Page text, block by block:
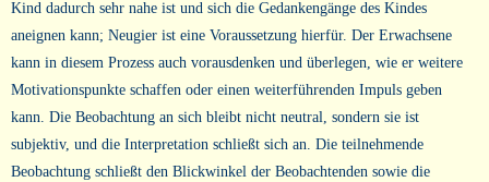
Kind dadurch sehr nahe ist und sich die Gedankengänge des Kindes
aneignen kann; Neugier ist eine Voraussetzung hierfür. Der Erwachsene
kann in diesem Prozess auch vorausdenken und überlegen, wie er weitere
Motivationspunkte schaffen oder einen weiterführenden Impuls geben
kann. Die Beobachtung an sich bleibt nicht neutral, sondern sie ist
subjektiv, und die Interpretation schließt sich an. Die teilnehmende
Beobachtung schließt den Blickwinkel der Beobachtenden sowie die